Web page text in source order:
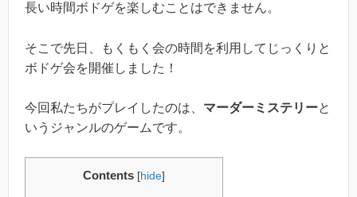
長い時間ボドゲを楽しむことはできません。
そこで先日、もくもく会の時間を利用してじっくりと
ボドゲ会を開催しました！
今回私たちがプレイしたのは、 マーダーミステリーと
いうジャンルのゲームです。
Contents [hide]